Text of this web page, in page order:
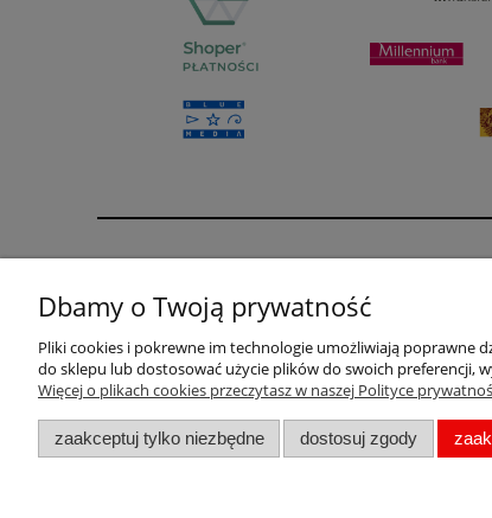
Regulaminy
Regulamin płatności zadatku na poczet realizacji
zamówionych produktów
Polityka prywatności
Zwroty i reklamacje
Pracuj z nami
Dbamy o Twoją prywatność
Pliki cookies i pokrewne im technologie umożliwiają poprawne
do sklepu lub dostosować użycie plików do swoich preferencji,
Więcej o plikach cookies przeczytasz w naszej Polityce
zaakceptuj tylko niezbędne dostosuj zgody